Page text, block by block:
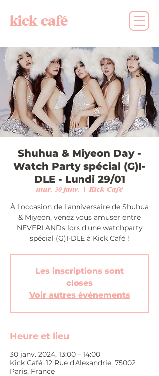
kick café
Shuhua & Miyeon Day -
Watch Party spécial (G)I-
DLE - Lundi 29/01
mar. 30 janv.
  |
Kick Café
À l'occasion de l'anniversaire de Shuhua
& Miyeon, venez vous amuser entre
NEVERLANDs lors d'une watchparty
spécial (G)I-DLE à Kick Café !
Les inscriptions sont
closes
Voir autres événements
Heure et lieu
30 janv. 2024, 13:00 – 14:00
Kick Café, 12 Rue d'Alexandrie, 75002
Paris, France